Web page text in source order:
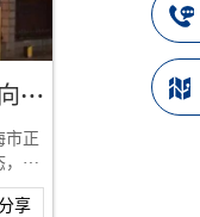
火速驰援！桂林南药联合复星诊断向北海、桂林捐赠抗原试剂
市正
，对
...
享